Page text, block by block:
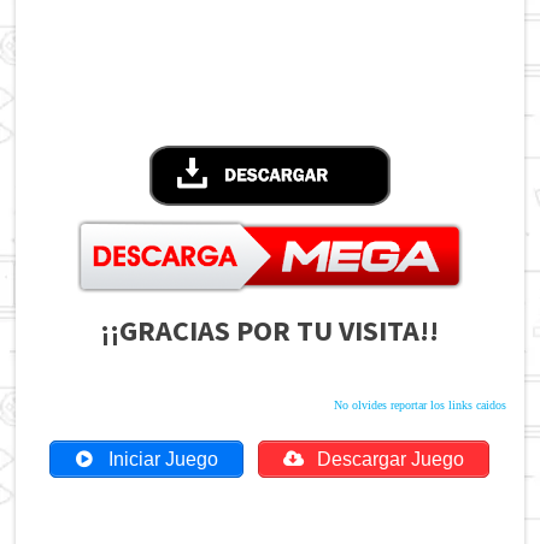
¡¡GRACIAS POR TU VISITA!!
No olvides reportar los links caidos
Iniciar Juego Descargar Juego